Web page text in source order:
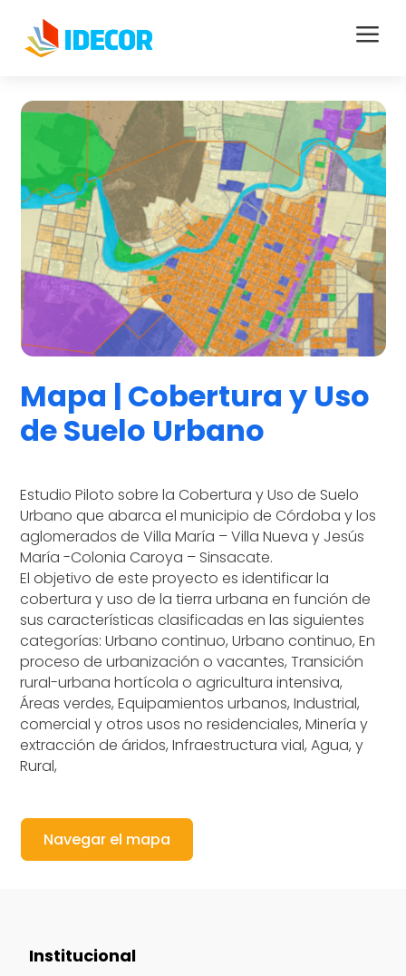
a
Mapa | Cobertura y Uso
de Suelo Urbano
Estudio Piloto sobre la Cobertura y Uso de Suelo
Urbano que abarca el municipio de Córdoba y los
aglomerados de Villa María – Villa Nueva y Jesús
María -Colonia Caroya – Sinsacate.
El objetivo de este proyecto es identificar la
cobertura y uso de la tierra urbana en función de
sus características clasificadas en las siguientes
categorías: Urbano continuo, Urbano continuo, En
proceso de urbanización o vacantes, Transición
rural-urbana hortícola o agricultura intensiva,
Áreas verdes, Equipamientos urbanos, Industrial,
comercial y otros usos no residenciales, Minería y
extracción de áridos, Infraestructura vial, Agua, y
Rural,
Navegar el mapa
Institucional